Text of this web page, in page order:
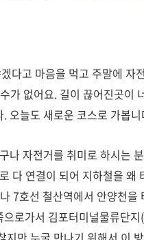
다고 마음을 먹고 주말에 자
가 없어요. 길이 끊어진곳이
오늘도 새로운 코스로 가봅
나 자전거를 취미로 하시는
다 연결이 되어 지하철을 왜
7호선 철산역에서 안양천을
로가서 김포터미널물류단